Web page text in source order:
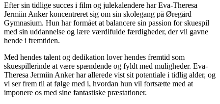
Efter sin tidlige succes i film og julekalendere har Eva-Theresa
Jermiin Anker koncentreret sig om sin skolegang på Øregård
Gymnasium. Hun har formået at balancere sin passion for skuespil
med sin uddannelse og lære værdifulde færdigheder, der vil gavne
hende i fremtiden.
Med hendes talent og dedikation lover hendes fremtid som
skuespillerinde at være spændende og fyldt med muligheder. Eva-
Theresa Jermiin Anker har allerede vist sit potentiale i tidlig alder, og
vi ser frem til at følge med i, hvordan hun vil fortsætte med at
imponere os med sine fantastiske præstationer.